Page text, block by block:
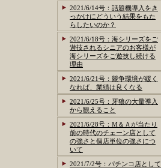
2021/6/14号：話題機導入をき
っかけにどういう結果をもた
らしたいのか？
2021/6/18号：海シリーズをご
遊技されるシニアのお客様が
海シリーズをご遊技し続ける
理由
2021/6/21号：競争環境が緩く
なれば、業績は良くなる
2021/6/25号：牙狼の大量導入
から観えること
2021/6/28号：M＆Ａが当たり
前の時代のチェーン店として
の強さと個店単位の強さにつ
いて
2021/7/2号：パチンコ店として